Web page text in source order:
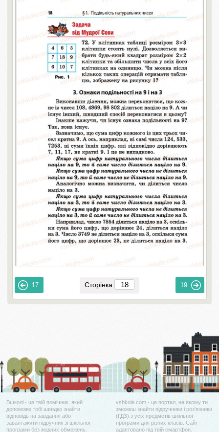
17 Сторінка 19
Вшколі - це твій помічник, який
допоможе тобі швидко знайти
відповідь на завдання або
завантажити підручник зі шкільної
програми без жодних обмежень.
vshkole.com - це портал, на якому ти
зможеш знайти підручники і роз'язники
(ГДЗ) з усіх предметів шкільної
програми для різних класів. Сайт
адаптовано під твій смартфон.